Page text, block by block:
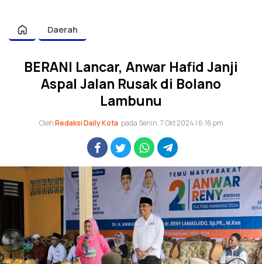
Daerah
BERANI Lancar, Anwar Hafid Janji
Aspal Jalan Rusak di Bolano
Lambunu
OlehRedaksi Daily Kota pada Senin, 7 Okt 2024 | 6:16 pm